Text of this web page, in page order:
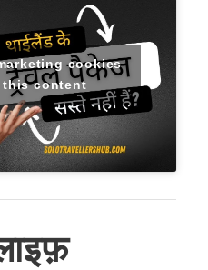
cookies
this content